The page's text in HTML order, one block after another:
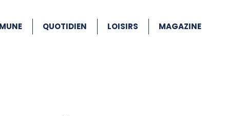
QUOTIDIEN LOISIRS MAGAZINE